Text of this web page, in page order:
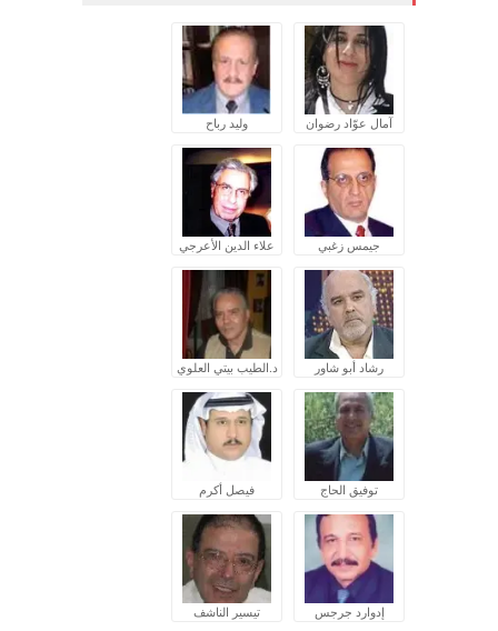
آمال عوّاد رضوان وليد رباح
جيمس زغبي علاء الدين الأعرجي
رشاد أبو شاور د.الطيب بيتي العلوي
توفيق الحاج فيصل أكرم
إدوارد جرجس تيسير الناشف